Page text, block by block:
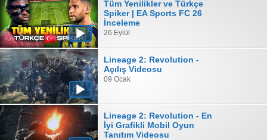
Tüm Yenilikler ve Türkçe
Spiker | EA Sports FC 26
İnceleme
26 Eylül
Lineage 2: Revolution -
Açılış Videosu
09 Ocak
Lineage 2: Revolution - En
İyi Grafikli Mobil Oyun
Tanıtım Videosu